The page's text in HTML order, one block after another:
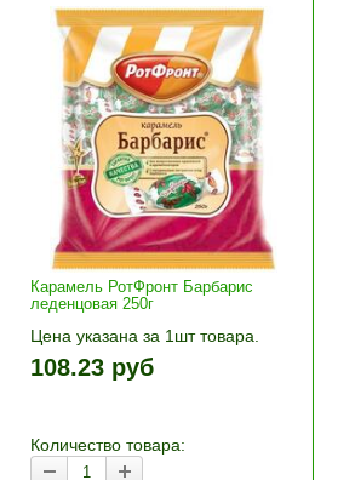
Карамель РотФронт Барбарис
леденцовая 250г
Цена указана за 1шт товара.
1шт прибавляется кнопками «+»
и «-». Выберите нужное
108.23 руб
Количество товара: